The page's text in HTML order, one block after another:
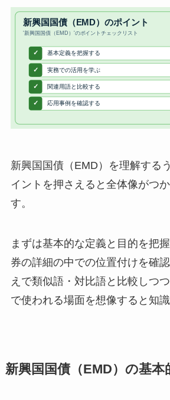
新興国国債（EMD）を理解する
イントを押さえると全体像がつ
す。
まずは基本的な定義と目的を把
券の詳細の中での位置付けを確
えで類似語・対比語と比較しつ
で使われる場面を想像すると知識
新興国国債（EMD）の基本